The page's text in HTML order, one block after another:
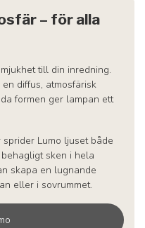
– för alla
till din inredning.
diffus, atmosfärisk
formen ger lampan ett
Lumo ljuset både
sken i hela
skapa en lugnande
eller i sovrummet.